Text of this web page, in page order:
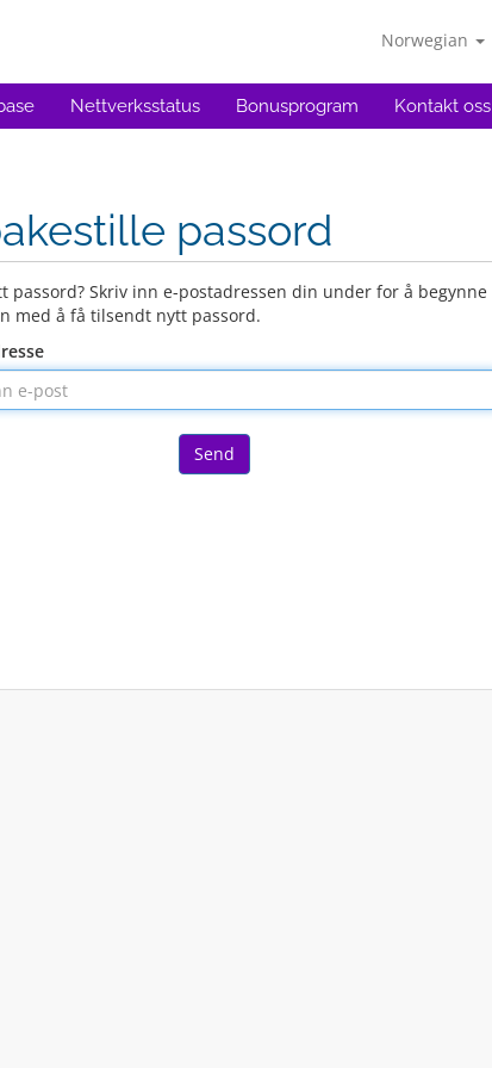
Norwegian
Nettverksstatus Bonusprogram Kontakt oss
passord
passord? Skriv inn e-postadressen din under for å begynne
med å få tilsendt nytt passord.
Send